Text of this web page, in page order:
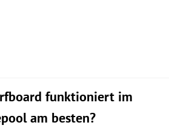
funktioniert im
am besten?